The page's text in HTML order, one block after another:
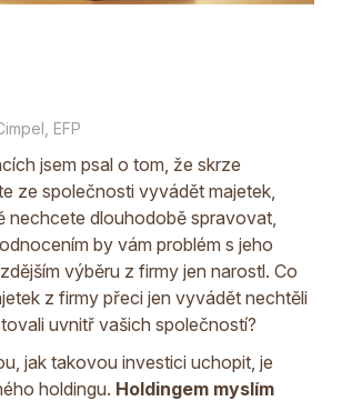
EFP
jsem psal o tom, že skrze
ze společnosti vyvádět majetek,
nechcete dlouhodobě spravovat,
by vám problém s jeho
výběru z firmy jen narostl. Co
z firmy přeci jen vyvádět nechtěli
uvnitř vašich společností?
jak takovou investici uchopit, je
holdingu. Holdingem myslím